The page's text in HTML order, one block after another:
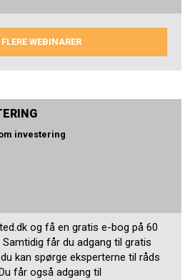
FLERE WEBINARER
investering
og få en gratis e-bog på 60
får du adgang til gratis
kan spørge eksperterne til råds
får også adgang til